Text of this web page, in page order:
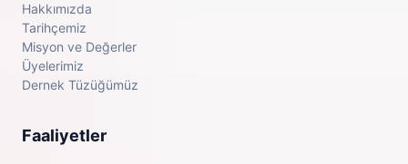
Hakkımızda
Tarihçemiz
Misyon ve Değerler
Üyelerimiz
Dernek Tüzüğümüz
Faaliyetler